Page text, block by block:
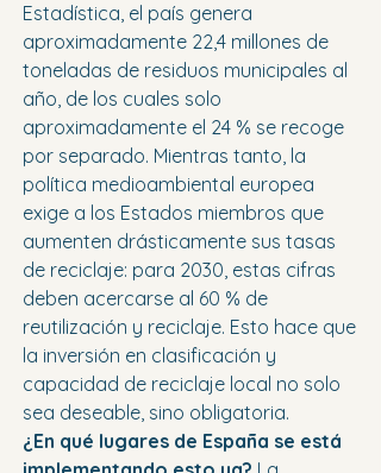
Estadística, el país genera
aproximadamente 22,4 millones de
toneladas de residuos municipales al
año, de los cuales solo
aproximadamente el 24 % se recoge
por separado. Mientras tanto, la
política medioambiental europea
exige a los Estados miembros que
aumenten drásticamente sus tasas
de reciclaje: para 2030, estas cifras
deben acercarse al 60 % de
reutilización y reciclaje. Esto hace que
la inversión en clasificación y
capacidad de reciclaje local no solo
sea deseable, sino obligatoria.
¿En qué lugares de España se está